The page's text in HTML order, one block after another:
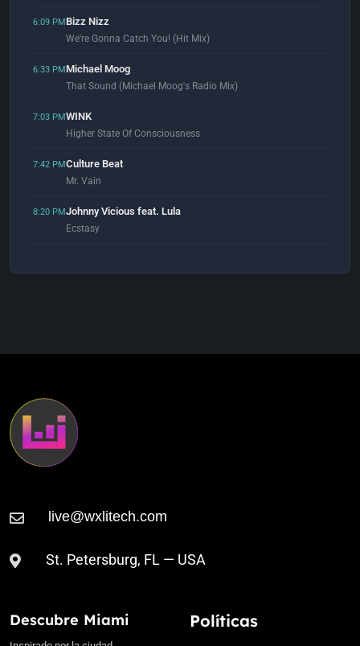
6:09 PMBizz Nizz
We're Gonna Catch You! (Hit Mix)
6:33 PMMichael Moog
That Sound (Michael Moog's Radio Mix)
7:03 PMWINK
Higher State Of Consciousness
7:42 PMCulture Beat
Mr. Vain
8:20 PMJohnny Vicious feat. Lula
Ecstasy
Want Love
St. Petersburg, FL — USA
Descubre Miami Políticas